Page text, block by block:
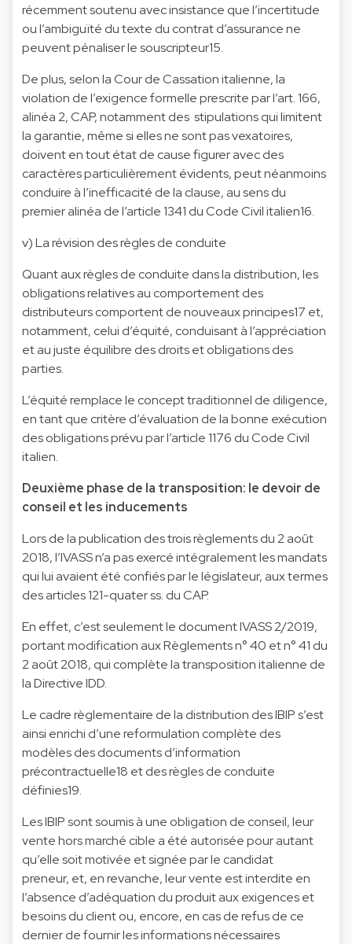
récemment soutenu avec insistance que l’incertitude
ou l’ambiguïté du texte du contrat d’assurance ne
peuvent pénaliser le souscripteur15.
De plus, selon la Cour de Cassation italienne, la
violation de l’exigence formelle prescrite par l’art. 166,
alinéa 2, CAP, notamment des stipulations qui limitent
la garantie, même si elles ne sont pas vexatoires,
doivent en tout état de cause figurer avec des
caractères particulièrement évidents, peut néanmoins
conduire à l’inefficacité de la clause, au sens du
premier alinéa de l’article 1341 du Code Civil italien16.
v) La révision des règles de conduite
Quant aux règles de conduite dans la distribution, les
obligations relatives au comportement des
distributeurs comportent de nouveaux principes17 et,
notamment, celui d’équité, conduisant à l’appréciation
et au juste équilibre des droits et obligations des
parties.
L’équité remplace le concept traditionnel de diligence,
en tant que critère d’évaluation de la bonne exécution
des obligations prévu par l’article 1176 du Code Civil
italien.
Deuxième phase de la transposition: le devoir de
conseil et les inducements
Lors de la publication des trois règlements du 2 août
2018, l’IVASS n’a pas exercé intégralement les mandats
qui lui avaient été confiés par le législateur, aux termes
des articles 121-quater ss. du CAP.
En effet, c’est seulement le document IVASS 2/2019,
portant modification aux Règlements n° 40 et n° 41 du
2 août 2018, qui complète la transposition italienne de
la Directive IDD.
Le cadre règlementaire de la distribution des IBIP s’est
ainsi enrichi d’une reformulation complète des
modèles des documents d’information
précontractuelle18 et des règles de conduite
définies19.
Les IBIP sont soumis à une obligation de conseil, leur
vente hors marché cible a été autorisée pour autant
qu’elle soit motivée et signée par le candidat
preneur, et, en revanche, leur vente est interdite en
l’absence d’adéquation du produit aux exigences et
besoins du client ou, encore, en cas de refus de ce
dernier de fournir les informations nécessaires